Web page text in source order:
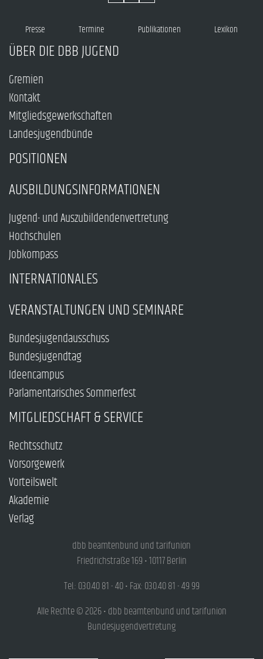
Presse Termine Publikationen Lexikon
ÜBER DIE DBB JUGEND
Gremien
Kontakt
Mitgliedsgewerkschaften
Landesjugendbünde
POSITIONEN
AUSBILDUNGSINFORMATIONEN
Jugend- und Auszubildendenvertretung
Hochschulen
Jobkompass
INTERNATIONALES
VERANSTALTUNGEN UND SEMINARE
Bundesjugendausschuss
Bundesjugendtag
Ideencampus
Parlamentarisches Sommerfest
MITGLIEDSCHAFT & SERVICE
Rechtsschutz
Vorsorgewerk
Vorteilswelt
Akademie
Verlag
dbb beamtenbund und tarifunion
Friedrichstraße 169 • 10117 Berlin
Tel.: 030.40 81 - 40 • Fax: 030.40 81 - 49 99
Alle Rechte © 2026 • dbb beamtenbund und tarifunion
Bundesjugendvertretung